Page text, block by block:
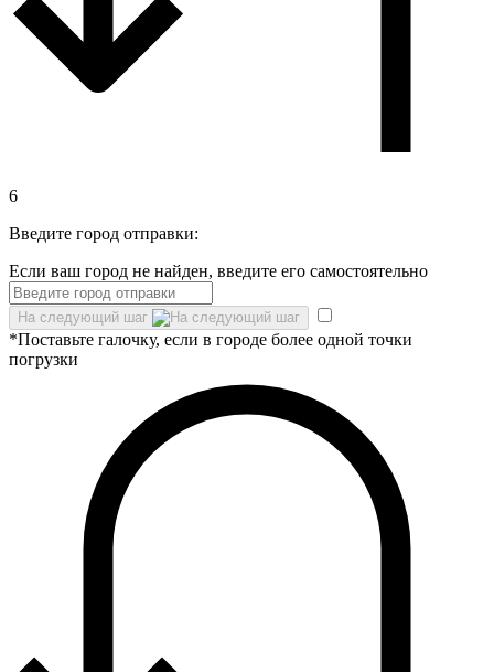
6
Введите город отправки:
Если ваш город не найден, введите его самостоятельно
На следующий шаг
*Поставьте галочку, если в городе более одной точки
погрузки